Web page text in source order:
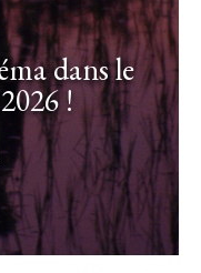
dans le
!